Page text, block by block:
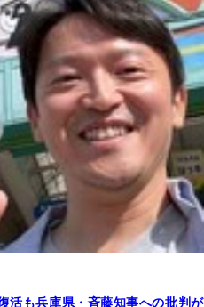
活も兵庫県・斉藤知事への批判が